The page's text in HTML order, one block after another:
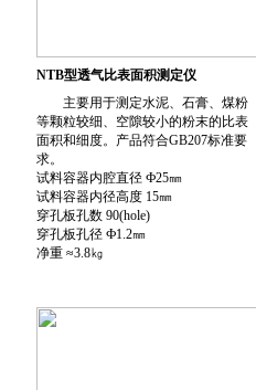
NTB型透气比表面积测定仪
主要用于测定水泥、石膏、煤粉
等颗粒较细、空隙较小的粉末的比表
面积和细度。产品符合GB207标准要
求。
试料容器内腔直径 Ф25㎜
试料容器内径高度 15㎜
穿孔板孔数 90(hole)
穿孔板孔径 Ф1.2㎜
净重 ≈3.8㎏